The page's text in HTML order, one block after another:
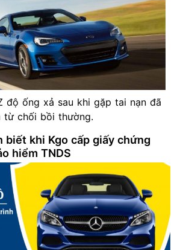
độ ống xả sau khi gặp tai nạn đã
từ chối bồi thường.
biết khi Kgo cấp giấy chứng
hiểm TNDS